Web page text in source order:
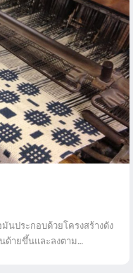
นประกอบด้วยโครงสร้างดัง
ด้ายขึ้นและลงตาม